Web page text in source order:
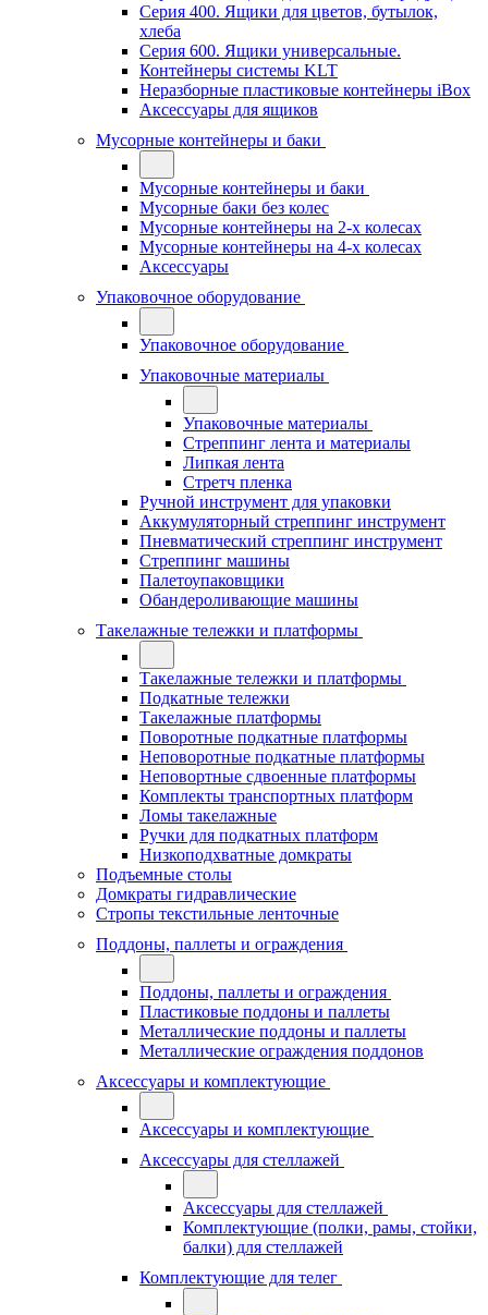
Серия 400. Ящики для цветов, бутылок,
хлеба
Серия 600. Ящики универсальные.
Контейнеры системы KLT
Неразборные пластиковые контейнеры iBox
Аксессуары для ящиков
Мусорные контейнеры и баки
Мусорные контейнеры и баки
Мусорные баки без колес
Мусорные контейнеры на 2-х колесах
Мусорные контейнеры на 4-х колесах
Аксессуары
Упаковочное оборудование
Упаковочное оборудование
Упаковочные материалы
Упаковочные материалы
Стреппинг лента и материалы
Липкая лента
Стретч пленка
Ручной инструмент для упаковки
Аккумуляторный стреппинг инструмент
Пневматический стреппинг инструмент
Стреппинг машины
Палетоупаковщики
Обандероливающие машины
Такелажные тележки и платформы
Такелажные тележки и платформы
Подкатные тележки
Такелажные платформы
Поворотные подкатные платформы
Неповоротные подкатные платформы
Неповортные сдвоенные платформы
Комплекты транспортных платформ
Ломы такелажные
Ручки для подкатных платформ
Низкоподхватные домкраты
Подъемные столы
Домкраты гидравлические
Стропы текстильные ленточные
Поддоны, паллеты и ограждения
Поддоны, паллеты и ограждения
Пластиковые поддоны и паллеты
Металлические поддоны и паллеты
Металлические ограждения поддонов
Аксессуары и комплектующие
Аксессуары и комплектующие
Аксессуары для стеллажей
Аксессуары для стеллажей
Комплектующие (полки, рамы, стойки,
балки) для стеллажей
Комплектующие для телег